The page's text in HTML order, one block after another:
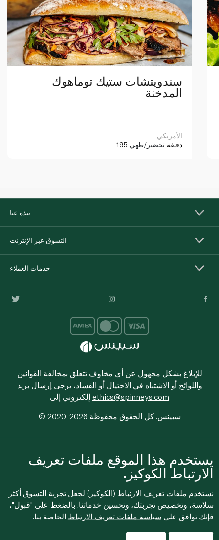
سندويتشات ستيك توماهوك
المدخنة
الأمريكي
195 دقيقة تحضير/طهي
نبذة عنا
التسوق عبر الإنترنت
خدمات العملاء
للإبلاغ بشكل مجهول عن أي مخاوف تتعلق بمخالفة القوانين
واللوائح أو الاشتباه في الاحتيال أو الفساد، يرجى إرسال بريد
ethics@spinneys.com
© 2020-2026 سبينس. كل الحقوق محفوظة
يستخدم هذا الموقع ملفات تعريف
الارتباط الكوكيز.
نستخدم ملفات تعريف الارتباط (الكوكيز) لجعل تجربة التسوق أكثر
سلاسة، وتخصيص تجربتك، وتحسين خدماتنا. بالضغط على "قبول"،
فإنك توافق على سياسة ملفات تعريف الارتباط الخاصة بنا.